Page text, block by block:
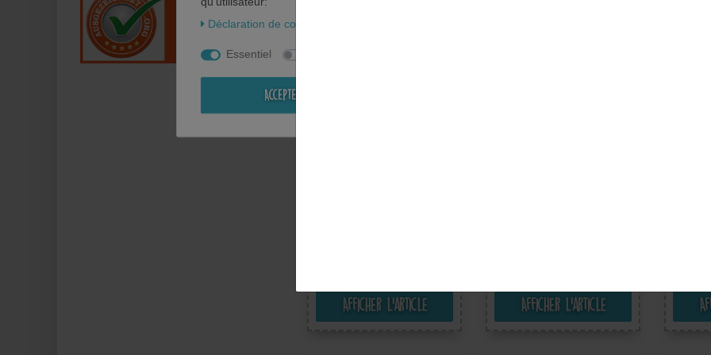
Afficher l’article Afficher l’article
Déclaration de confidentialité
Essentiel
Accepter tous les